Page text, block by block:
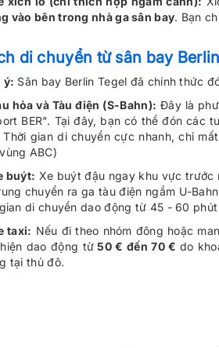
vào bên trong nhà ga sân bay. Bạn
di chuyển từ sân bay
ý: Sân bay Berlin Tegel đã chính thức
hỏa và Tàu điện (S-Bahn): Đây là
BER". Tại đây, bạn có thể đón các
Thời gian di chuyển cực nhanh, chỉ
ABC)
buýt: Xe buýt đậu ngay khu vực trước
chuyển ra ga tàu điện ngầm U-
di chuyển dao động từ 45 - 60
taxi: Nếu đi theo nhóm đông hoặc
dao động từ 50 € đến 70 € do
tại thủ đô.